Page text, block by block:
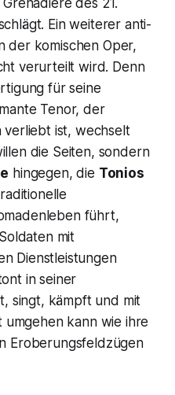
Ein weiterer anti-
der komischen Oper,
verurteilt wird. Denn
für seine
Tenor, der
verliebt ist, wechselt
die Seiten, sondern
hingegen, die Tonios
führt,
mit
Dienstleistungen
in seiner
singt, kämpft und mit
kann wie ihre
Eroberungsfeldzügen